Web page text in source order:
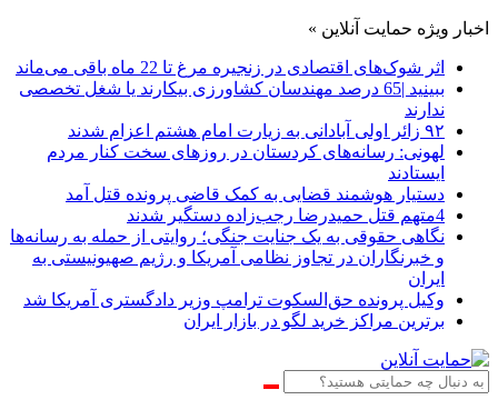
اخبار ویژه حمایت آنلاین »
اثر شوک‌های اقتصادی در زنجیره مرغ تا 22 ماه باقی می‌ماند
ببینید |65 درصد مهندسان کشاورزی بیکارند یا شغل تخصصی
ندارند
۹۲ زائر اولی آبادانی به زیارت امام هشتم اعزام شدند
لهونی: رسانه‌های کردستان در روزهای سخت کنار مردم
ایستادند
دستیار هوشمند قضایی به کمک قاضی پرونده قتل آمد
4متهم قتل حمیدرضا رجب‌زاده دستگیر شدند
نگاهی حقوقی به یک جنایت جنگی؛ روایتی از حمله به رسانه‌ها
و خبرنگاران در تجاوز نظامی آمریکا و رژیم صهیونیستی به
ایران
وکیل پرونده حق‌السکوت ترامپ وزیر دادگستری آمریکا شد
برترین مراکز خرید لگو در بازار ایران